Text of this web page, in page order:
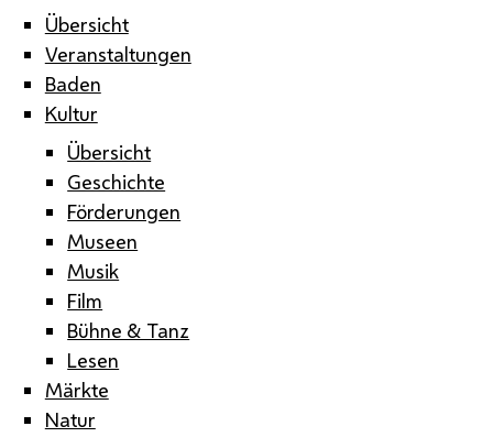
Übersicht
Veranstaltungen
Baden
Kultur
Übersicht
Geschichte
Förderungen
Museen
Musik
Film
Bühne & Tanz
Lesen
Märkte
Natur